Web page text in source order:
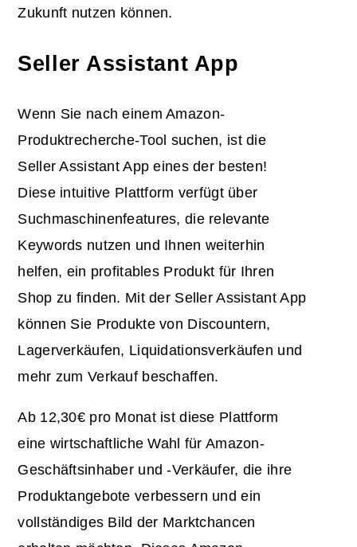
Zukunft nutzen können.
Seller Assistant App
Wenn Sie nach einem Amazon-
Produktrecherche-Tool suchen, ist die
Seller Assistant App eines der besten!
Diese intuitive Plattform verfügt über
Suchmaschinenfeatures, die relevante
Keywords nutzen und Ihnen weiterhin
helfen, ein profitables Produkt für Ihren
Shop zu finden. Mit der Seller Assistant App
können Sie Produkte von Discountern,
Lagerverkäufen, Liquidationsverkäufen und
mehr zum Verkauf beschaffen.
Ab 12,30€ pro Monat ist diese Plattform
eine wirtschaftliche Wahl für Amazon-
Geschäftsinhaber und -Verkäufer, die ihre
Produktangebote verbessern und ein
vollständiges Bild der Marktchancen